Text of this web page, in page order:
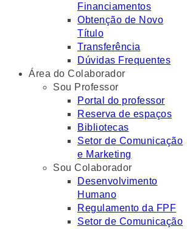
Financiamentos
Obtenção de Novo
Título
Transferência
Dúvidas Frequentes
Área do Colaborador
Sou Professor
Portal do professor
Reserva de espaços
Bibliotecas
Setor de Comunicação
e Marketing
Sou Colaborador
Desenvolvimento
Humano
Regulamento da FPF
Setor de Comunicação